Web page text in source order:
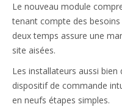
Le nouveau module
tenant compte des
deux temps assure une
site aisées.
Les installateurs aussi
dispositif de commande
en neufs étapes simples.